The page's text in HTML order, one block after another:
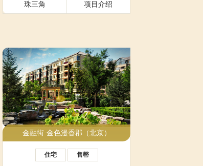
珠三角 项目介绍
住宅 售罄
金融街·金色漫香郡（北京）